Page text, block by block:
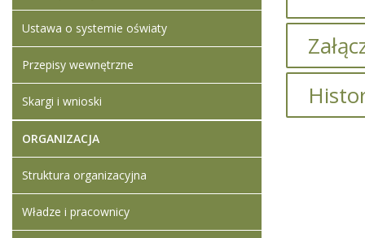
Ustawa o systemie oświaty
Przepisy wewnętrzne
Skargi i wnioski
ORGANIZACJA
Struktura organizacyjna
Władze i pracownicy